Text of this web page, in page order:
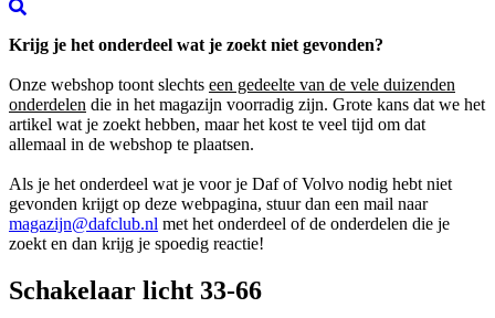
Krijg je het onderdeel wat je zoekt niet gevonden?
Onze webshop toont slechts een gedeelte van de vele duizenden
onderdelen die in het magazijn voorradig zijn. Grote kans dat we het
artikel wat je zoekt hebben, maar het kost te veel tijd om dat
allemaal in de webshop te plaatsen.
Als je het onderdeel wat je voor je Daf of Volvo nodig hebt niet
gevonden krijgt op deze webpagina, stuur dan een mail naar
magazijn@dafclub.nl met het onderdeel of de onderdelen die je
zoekt en dan krijg je spoedig reactie!
Schakelaar licht 33-66